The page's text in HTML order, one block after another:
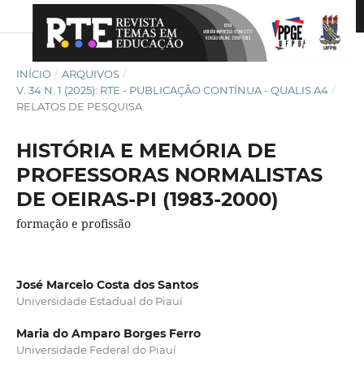
INÍCIO / ARQUIVOS /
V. 34 N. 1 (2025): RTE - PUBLICAÇÃO CONTÍNUA - QUALIS A4 /
RELATOS DE PESQUISA
HISTÓRIA E MEMÓRIA DE
PROFESSORAS NORMALISTAS
DE OEIRAS-PI (1983-2000)
formação e profissão
José Marcelo Costa dos Santos
Universidade Estadual do Piauí
Maria do Amparo Borges Ferro
Universidade Federal do Piauí